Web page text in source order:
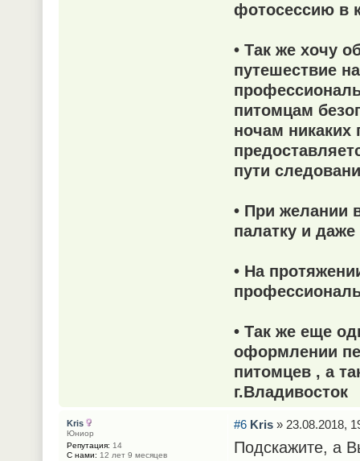
фотосессию в
• Так же хочу
путешествие
питомцам
ночам никаких
пути
• При желании
палатку и
• На
• Так же еще
оформлении
питомцев , а
г.Владивосток
#6 Kris» 23.08.2018,
Подскажите, а
Kris
Юниор
Репутация: 14
С нами: 12 лет 9 месяцев